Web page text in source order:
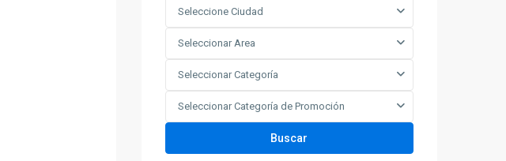
Seleccione Ciudad
Seleccionar Area
Seleccionar Categoría
Seleccionar Categoría de Promoción
Buscar